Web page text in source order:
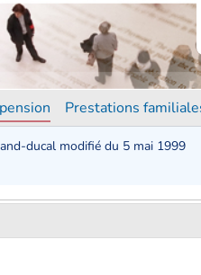
Prestations
ducal modifié du 5 mai 1999